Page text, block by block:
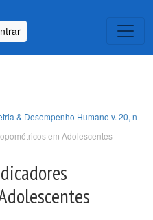
& Desempenho Humano v. 20, n
em Adolescentes